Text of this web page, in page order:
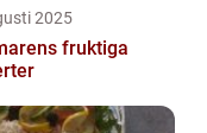
2025
fruktiga